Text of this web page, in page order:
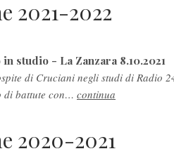
2021-2022
studio - La Zanzara 8.10.2021
di Cruciani negli studi di Radio
di battute con… continua
2020-2021